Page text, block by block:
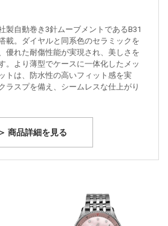
製自動巻き3針ムーブメントであるB31
載。ダイヤルと同系色のセラミックを
優れた耐傷性能が実現され、美しさを
。より薄型でケースに一体化したメッ
トは、防水性の高いフィット感を実
ラスプを備え、シームレスな仕上がり
＞ 商品詳細を見る